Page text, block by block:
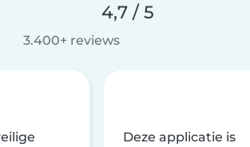
4,7 / 5
3.400+ reviews
Deze applicatie is